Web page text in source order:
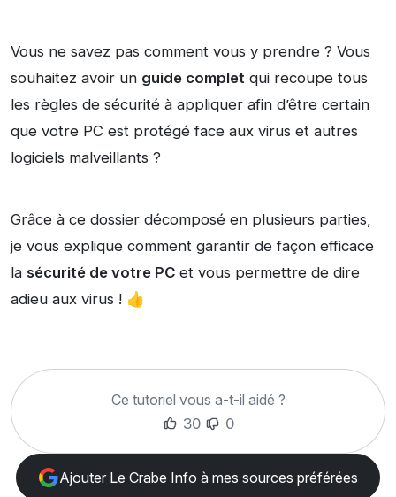
Vous ne savez pas comment vous y prendre ? Vous
souhaitez avoir un guide complet qui recoupe tous
les règles de sécurité à appliquer afin d’être certain
que votre PC est protégé face aux virus et autres
logiciels malveillants ?
Grâce à ce dossier décomposé en plusieurs parties,
je vous explique comment garantir de façon efficace
la sécurité de votre PC et vous permettre de dire
adieu aux virus ! 👍
Ce tutoriel vous a-t-il aidé ?
30
0
Ajouter Le Crabe Info à mes sources préférées